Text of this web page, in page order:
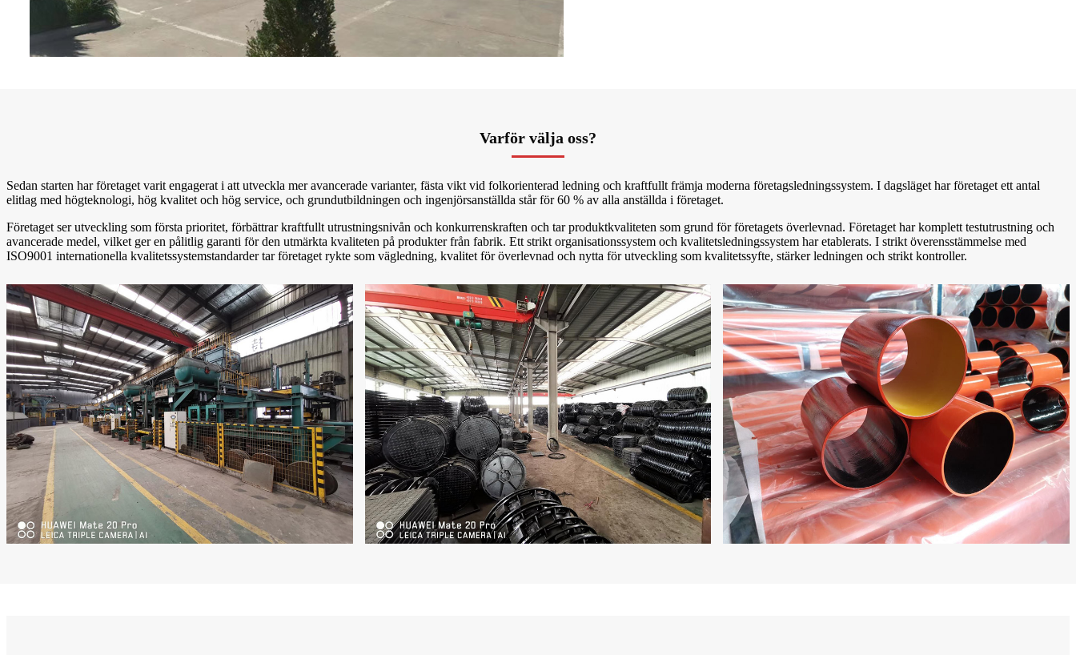
Varför välja oss?
Sedan starten har företaget varit engagerat i att utveckla mer avancerade varianter, fästa vikt vid folkorienterad ledning och kraftfullt främja moderna företagsledningssystem. I dagsläget har företaget ett antal
elitlag med högteknologi, hög kvalitet och hög service, och grundutbildningen och ingenjörsanställda står för 60 % av alla anställda i företaget.
Företaget ser utveckling som första prioritet, förbättrar kraftfullt utrustningsnivån och konkurrenskraften och tar produktkvaliteten som grund för företagets överlevnad. Företaget har komplett testutrustning och
avancerade medel, vilket ger en pålitlig garanti för den utmärkta kvaliteten på produkter från fabrik. Ett strikt organisationssystem och kvalitetsledningssystem har etablerats. I strikt överensstämmelse med
ISO9001 internationella kvalitetssystemstandarder tar företaget rykte som vägledning, kvalitet för överlevnad och nytta för utveckling som kvalitetssyfte, stärker ledningen och strikt kontroller.